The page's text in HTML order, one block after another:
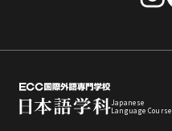
Japanese
Language Course